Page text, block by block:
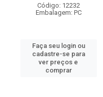
Código: 12232
Embalagem: PC
Faça seu login ou
cadastre-se para
ver preços e
comprar